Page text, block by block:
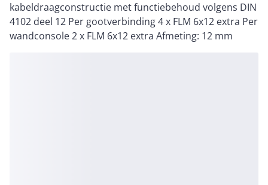
kabeldraagconstructie met functiebehoud volgens DIN
4102 deel 12 Per gootverbinding 4 x FLM 6x12 extra Per
wandconsole 2 x FLM 6x12 extra Afmeting: 12 mm